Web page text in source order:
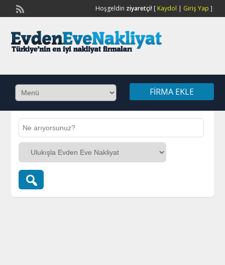
Hoşgeldin ziyaretçi![ Kaydol | Giriş Yap ]
FIRMA EKLE